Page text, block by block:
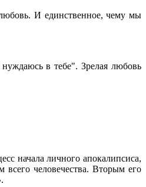
И единственное, чему мы
в тебе". Зрелая любовь
начала личного апокалипсиса,
человечества. Вторым его
.